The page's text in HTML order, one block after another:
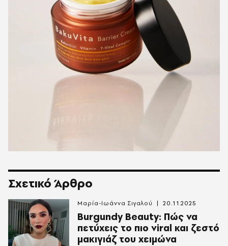
Σχετικό Άρθρο
Burgundy Beauty: Πώς να
πετύχεις το πιο viral και ζεστό
μακιγιάζ του χειμώνα
Μαρία-Ιωάννα Σιγαλού 20.11.2025